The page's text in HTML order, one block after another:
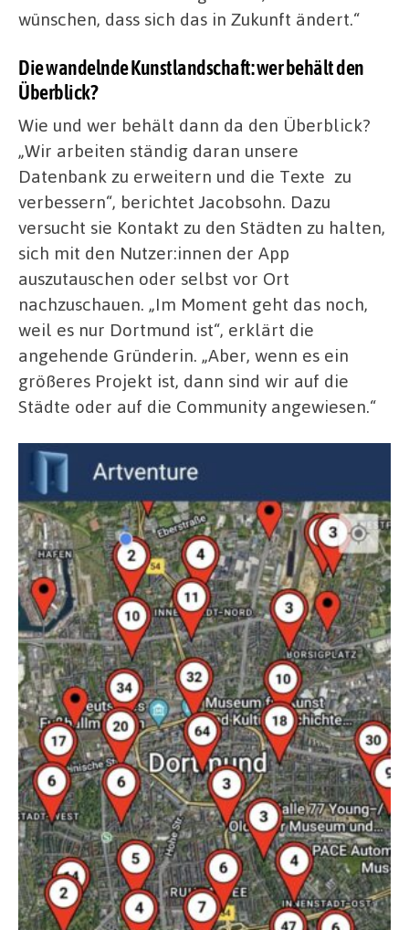
wünschen, dass sich das in Zukunft ändert.“
Die wandelnde Kunstlandschaft: wer behält den
Überblick?
Wie und wer behält dann da den Überblick?
„Wir arbeiten ständig daran unsere
Datenbank zu erweitern und die Texte zu
verbessern“, berichtet Jacobsohn. Dazu
versucht sie Kontakt zu den Städten zu halten,
sich mit den Nutzer:innen der App
auszutauschen oder selbst vor Ort
nachzuschauen. „Im Moment geht das noch,
weil es nur Dortmund ist“, erklärt die
angehende Gründerin. „Aber, wenn es ein
größeres Projekt ist, dann sind wir auf die
Städte oder auf die Community angewiesen.“